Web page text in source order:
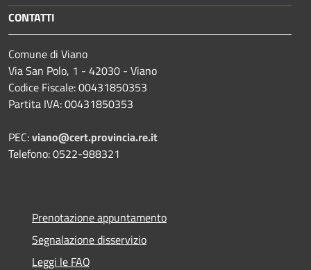
CONTATTI
Comune di Viano
Via San Polo, 1 - 42030 - Viano
Codice Fiscale: 00431850353
Partita IVA: 00431850353
PEC:viano@cert.provincia.re.it
Telefono: 0522-988321
Prenotazione appuntamento
Segnalazione disservizio
Leggi le FAQ